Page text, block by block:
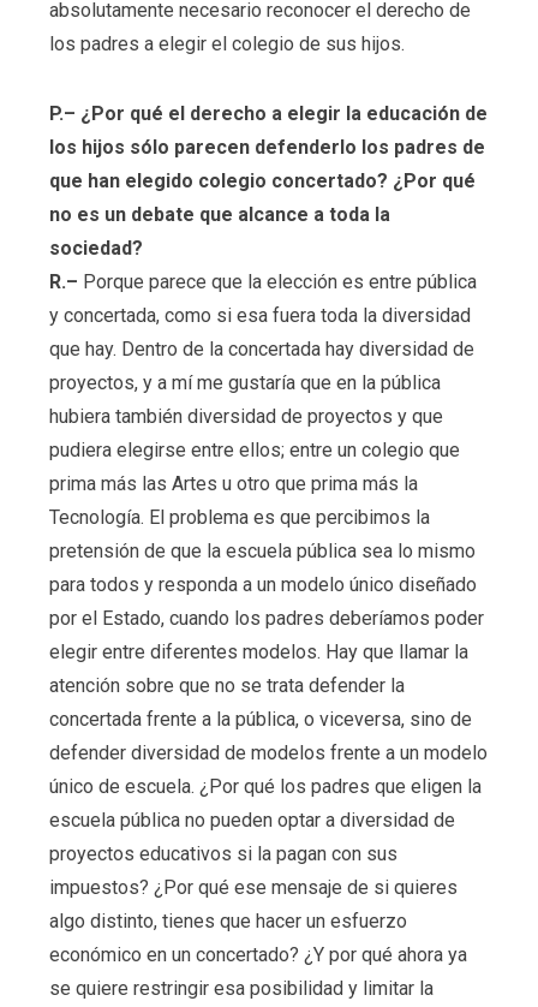
absolutamente necesario reconocer el derecho de
los padres a elegir el colegio de sus hijos.
P.– ¿Por qué el derecho a elegir la educación de
los hijos sólo parecen defenderlo los padres de
que han elegido colegio concertado? ¿Por qué
no es un debate que alcance a toda la
sociedad?
R.– Porque parece que la elección es entre pública
y concertada, como si esa fuera toda la diversidad
que hay. Dentro de la concertada hay diversidad de
proyectos, y a mí me gustaría que en la pública
hubiera también diversidad de proyectos y que
pudiera elegirse entre ellos; entre un colegio que
prima más las Artes u otro que prima más la
Tecnología. El problema es que percibimos la
pretensión de que la escuela pública sea lo mismo
para todos y responda a un modelo único diseñado
por el Estado, cuando los padres deberíamos poder
elegir entre diferentes modelos. Hay que llamar la
atención sobre que no se trata defender la
concertada frente a la pública, o viceversa, sino de
defender diversidad de modelos frente a un modelo
único de escuela. ¿Por qué los padres que eligen la
escuela pública no pueden optar a diversidad de
proyectos educativos si la pagan con sus
impuestos? ¿Por qué ese mensaje de si quieres
algo distinto, tienes que hacer un esfuerzo
económico en un concertado? ¿Y por qué ahora ya
se quiere restringir esa posibilidad y limitar la